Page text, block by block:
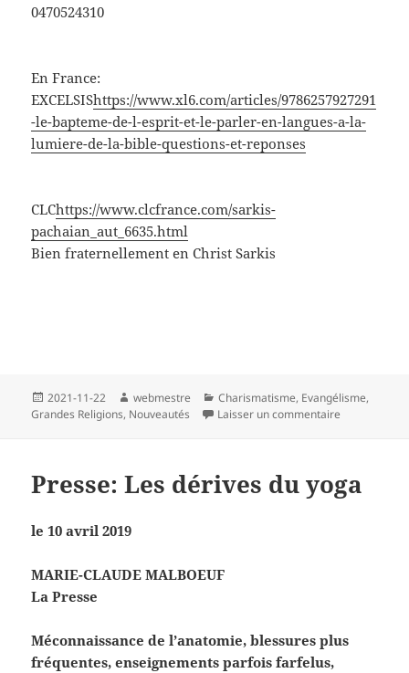
0470524310
En France:
EXCELSIShttps://www.xl6.com/articles/9786257927291
-le-bapteme-de-l-esprit-et-le-parler-en-langues-a-la-
lumiere-de-la-bible-questions-et-reponses
CLChttps://www.clcfrance.com/sarkis-
pachaian_aut_6635.html
Bien fraternellement en Christ Sarkis
Publié
le
2021-11-22 Auteur
webmestre Catégories
Charismatisme, Evangélisme,
Grandes Religions, Nouveautés Laisser un commentaire
Presse: Les dérives du yoga
le 10 avril 2019
MARIE-CLAUDE MALBOEUF
La Presse
Méconnaissance de l’anatomie, blessures plus
fréquentes, enseignements parfois farfelus,